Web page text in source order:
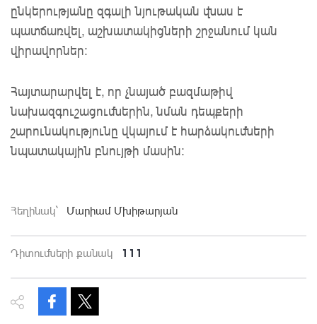
ընկերությանը զգալի նյութական վնաս է
պատճառվել, աշխատակիցների շրջանում կան
վիրավորներ:
Հայտարարվել է, որ չնայած բազմաթիվ
նախազգուշացումներին, նման դեպքերի
շարունակությունը վկայում է հարձակումների
նպատակային բնույթի մասին:
Հեղինակ` Մարիամ Մխիթարյան
Դիտումների քանակ 111